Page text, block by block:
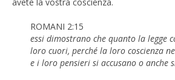
ROMANI 2:15
essi dimostrano che quanto la legge
loro cuori, perché la loro coscienza
e i loro pensieri si accusano o anche